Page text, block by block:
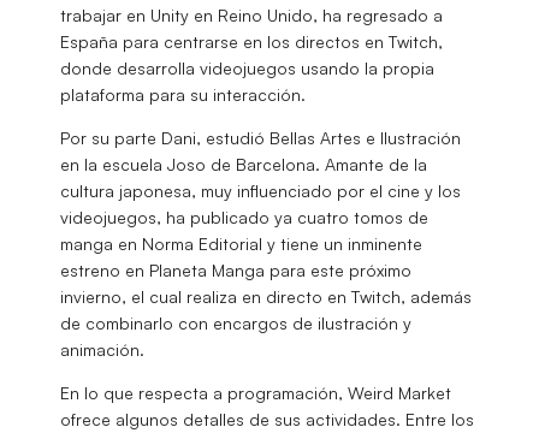
trabajar en Unity en Reino Unido, ha regresado a
España para centrarse en los directos en Twitch,
donde desarrolla videojuegos usando la propia
plataforma para su interacción.
Por su parte Dani, estudió Bellas Artes e Ilustración
en la escuela Joso de Barcelona. Amante de la
cultura japonesa, muy influenciado por el cine y los
videojuegos, ha publicado ya cuatro tomos de
manga en Norma Editorial y tiene un inminente
estreno en Planeta Manga para este próximo
invierno, el cual realiza en directo en Twitch, además
de combinarlo con encargos de ilustración y
animación.
En lo que respecta a programación, Weird Market
ofrece algunos detalles de sus actividades. Entre los